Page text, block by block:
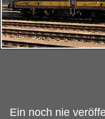
Ein noch nie